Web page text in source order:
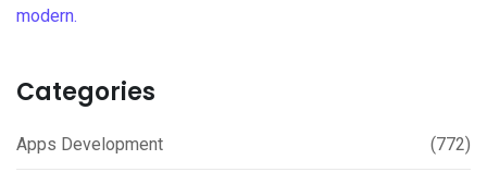
Categories
Apps Development (772)